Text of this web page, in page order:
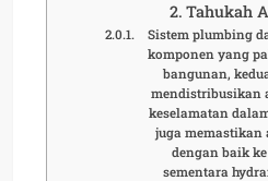
Tahukah
Sistem plumbing
komponen yang
bangunan,
mendistribusikan
keselamatan
juga memastikan
dengan baik
sementara